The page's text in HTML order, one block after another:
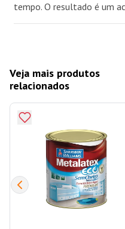
tempo. O resultado é um
Veja mais produtos
relacionados